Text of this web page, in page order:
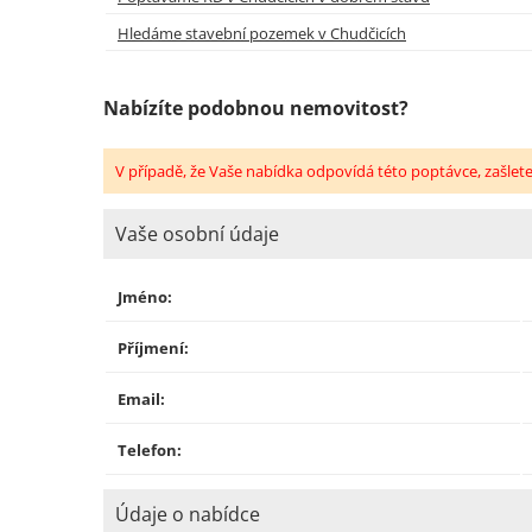
Hledáme stavební pozemek v Chudčicích
Nabízíte podobnou nemovitost?
V případě, že Vaše nabídka odpovídá této poptávce,
Vaše osobní údaje
Jméno:
Příjmení:
Email:
Telefon:
Údaje o nabídce